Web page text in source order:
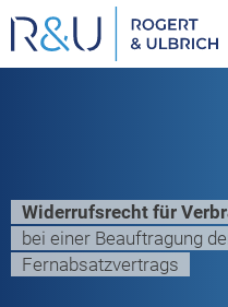
Zum
Inhalt
springen
Widerrufsrecht für
bei einer Beauftragung
Fernabsatzvertrags